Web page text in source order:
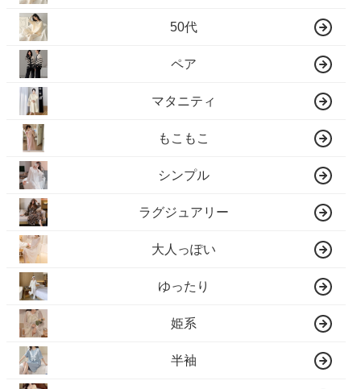
50代
ペア
マタニティ
もこもこ
シンプル
ラグジュアリー
大人っぽい
ゆったり
姫系
半袖